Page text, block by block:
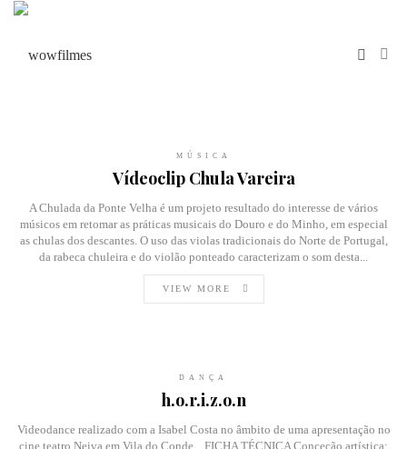
MÚSICA
Vídeoclip Chula Vareira
A Chulada da Ponte Velha é um projeto resultado do interesse de vários
músicos em retomar as práticas musicais do Douro e do Minho, em especial
as chulas dos descantes. O uso das violas tradicionais do Norte de Portugal,
da rabeca chuleira e do violão ponteado caracterizam o som desta...
VIEW MORE
DANÇA
h.o.r.i.z.o.n
Videodance realizado com a Isabel Costa no âmbito de uma apresentação no
cine teatro Neiva em Vila do Conde. FICHA TÉCNICA Conceção artística: